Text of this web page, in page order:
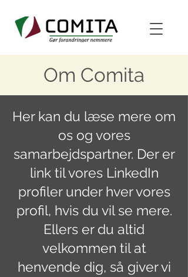
Om Comita
Her kan du læse mere om
os og vores
samarbejdspartner. Der er
link til vores LinkedIn
profiler under hver vores
profil, hvis du vil se mere.
Ellers er du altid
velkommen til at
henvende dig, så giver vi